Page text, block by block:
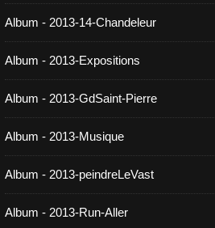
Album - 2013-14-Chandeleur
Album - 2013-Expositions
Album - 2013-GdSaint-Pierre
Album - 2013-Musique
Album - 2013-peindreLeVast
Album - 2013-Run-Aller